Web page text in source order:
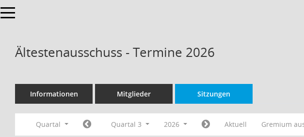
Toggle navigation
Ältestenausschuss - Termine 2026
Informationen Mitglieder Sitzungen
Quartal Quartal 3 2026 Aktuell Gremium